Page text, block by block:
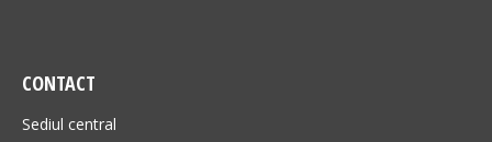
CONTACT
Sediul central